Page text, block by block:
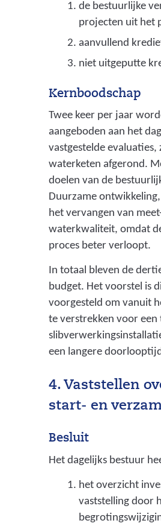
de bestuurlijke
projecten uit het
aanvullend
niet uitgeputte
Kernboodschap
Twee keer per jaar
aangeboden aan het
vastgestelde
waterketen afgerond.
doelen van de
Duurzame
het vervangen van
waterkwaliteit, omdat
proces beter verloopt.
In totaal bleven de
budget. Het voorstel is
voorgesteld om vanuit
te verstrekken voor
een langere
4. Vaststellen
start- en
Besluit
Het dagelijks bestuur
het overzicht
vaststelling door